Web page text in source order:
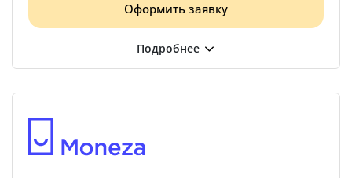
Оформить заявку